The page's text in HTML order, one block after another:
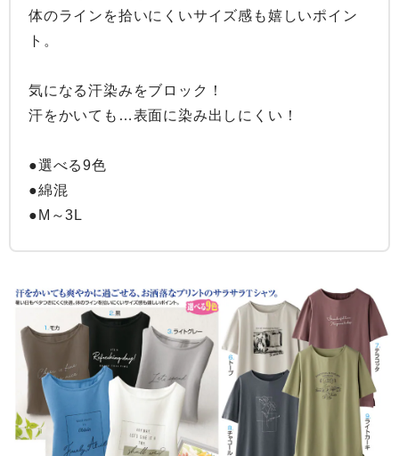
体のラインを拾いにくいサイズ感も嬉しいポイン
ト。
気になる汗染みをブロック！
汗をかいても…表面に染み出しにくい！
●選べる9色
●綿混
●M～3L